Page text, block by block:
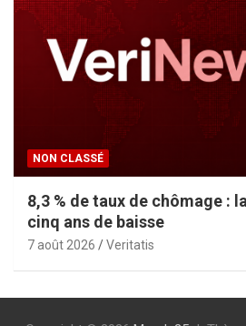
NON CLASSÉ
8,3 % de taux de chômage :
cinq ans de baisse
7 août 2026 Veritatis